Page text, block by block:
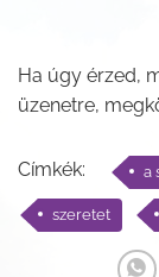
Ha úgy érzed,
üzenetre,
Címkék: a
szeretet